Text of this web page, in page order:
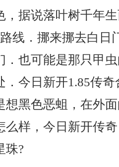
，据说落叶树千年
线．挪来挪去白日
．也可能是那只甲
．今日新开1.85传
黑色恶蛆，在外
么样，今日新开传
珠?